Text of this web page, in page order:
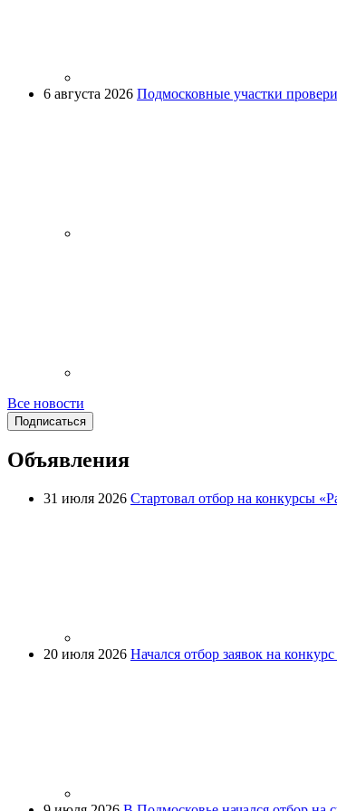
6 августа 2026 Подмосковные участки
Все новости
Подписаться
Объявления
31 июля 2026 Стартовал отбор на конкурсы
20 июля 2026 Начался отбор заявок на